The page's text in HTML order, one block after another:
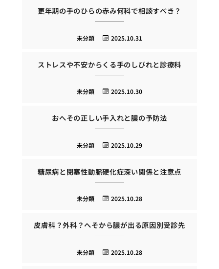
更年期の手のひらの赤み何科で相談すべき？
2025.10.31
未分類
ストレスや不安からくる手のしびれと診療科
2025.10.30
未分類
おへその正しい手入れと膿の予防法
2025.10.29
未分類
糖尿病と閉塞性動脈硬化症深い関係と注意点
2025.10.28
未分類
皮膚科？外科？へそから膿が出る原因別受診先
2025.10.28
未分類